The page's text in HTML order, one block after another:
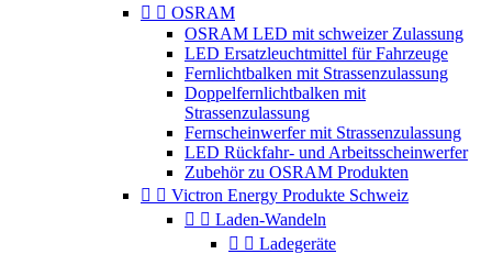
  OSRAM
OSRAM LED mit schweizer Zulassung
LED Ersatzleuchtmittel für Fahrzeuge
Fernlichtbalken mit Strassenzulassung
Doppelfernlichtbalken mit
Strassenzulassung
Fernscheinwerfer mit Strassenzulassung
LED Rückfahr- und Arbeitsscheinwerfer
Zubehör zu OSRAM Produkten
  Victron Energy Produkte Schweiz
  Laden-Wandeln
  Ladegeräte